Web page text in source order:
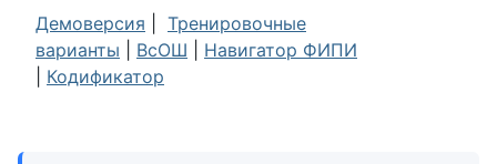
Демоверсия
Тренировочные
варианты
ВсОШ
Навигатор ФИПИ
Кодификатор